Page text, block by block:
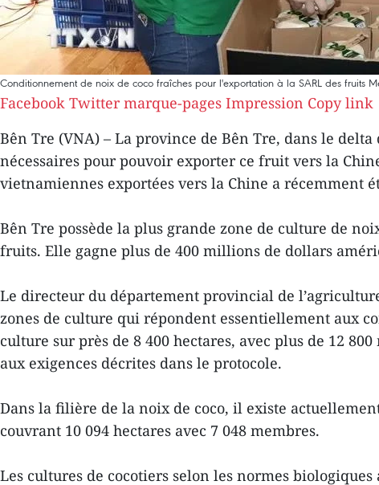
Conditionnement de noix de coco fraîches pour l'exportation à la SARL des fruits
Facebook Twitter marque-pages Impression Copy link
Bên Tre (VNA) – La province de Bên Tre, dans le
nécessaires pour pouvoir exporter ce fruit vers la
vietnamiennes exportées vers la Chine a récemment
Bên Tre possède la plus grande zone de culture de
fruits. Elle gagne plus de 400 millions de dollars
Le directeur du département provincial de
zones de culture qui répondent essentiellement aux
culture sur près de 8 400 hectares, avec plus de 12
aux exigences décrites dans le protocole.
Dans la filière de la noix de coco, il existe
couvrant 10 094 hectares avec 7 048 membres.
Les cultures de cocotiers selon les normes